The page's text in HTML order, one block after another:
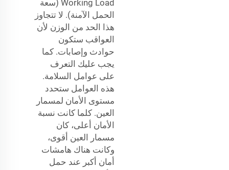
Working Load (سعة
الحمل الآمنة). لا تتجاوز
هذا الحد من الوزن لأن
العواقب ستكون
حوادث وإصابات. كما
يجب عليك التعرف
على عوامل السلامة.
هذه العوامل ستحدد
مستوى الأمان لمسمار
العين. كلما كانت نسبة
الأمان أعلى، كان
مسمار العين أقوى،
وكانت هناك هامشات
أمان أكبر عند حمل